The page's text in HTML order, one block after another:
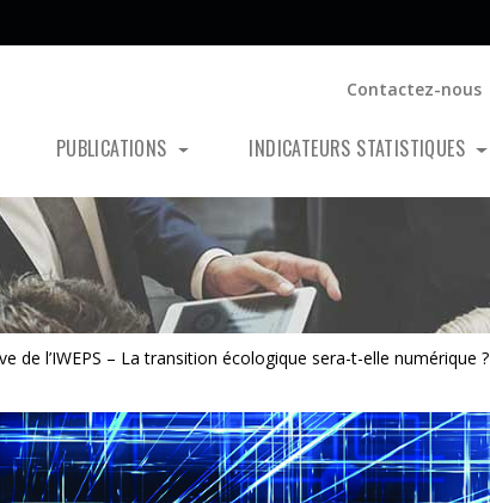
Contactez-nous
PUBLICATIONS INDICATEURS STATISTIQUES
de l’IWEPS – La transition écologique sera-t-elle numérique ?